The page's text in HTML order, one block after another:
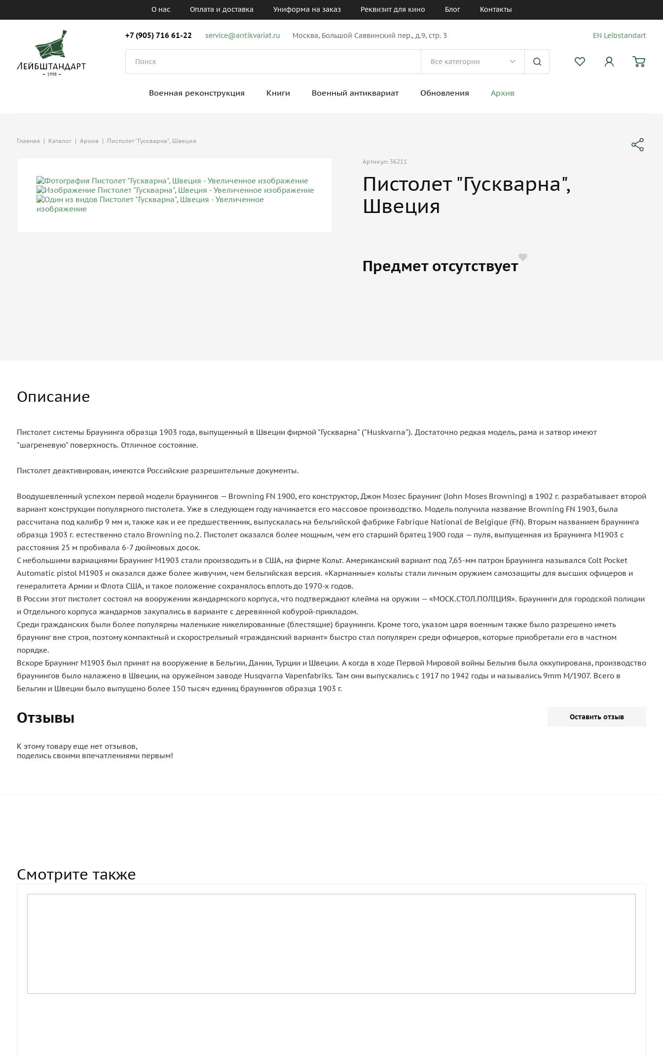
О нас Оплата и доставка Униформа на заказ Реквизит для кино Блог Контакты
+7 (905) 716 61-22 service@antikvariat.ru Москва, Большой Саввинский пер., д.9, стр. 3 EN Leibstandart
Военная реконструкция Книги Военный антиквариат Обновления Архив
Главная | Каталог | Архив | Пистолет "Гускварна", Швеция
Артикул: 36211
Пистолет "Гускварна",
Швеция
Предмет отсутствует
Описание
Пистолет системы Браунинга образца 1903 года, выпущенный в Швеции фирмой "Гускварна" ("Huskvarna"). Достаточно редкая модель, рама и затвор имеют
"шагреневую" поверхность. Отличное состояние.
Пистолет деактивирован, имеются Российские разрешительные документы.
Воодушевленный успехом первой модели браунингов — Browning FN 1900, его конструктор, Джон Мозес Браунинг (John Moses Browning) в 1902 г. разрабатывает второй
вариант конструкции популярного пистолета. Уже в следующем году начинается его массовое производство. Модель получила название Browning FN 1903, была
рассчитана под калибр 9 мм и, также как и ее предшественник, выпускалась на бельгийской фабрике Fabrique National de Belgique (FN). Вторым названием браунинга
образца 1903 г. естественно стало Browning no.2. Пистолет оказался более мощным, чем его старший братец 1900 года — пуля, выпущенная из Браунинга М1903 с
расстояния 25 м пробивала 6-7 дюймовых досок.
С небольшими вариациями Браунинг М1903 стали производить и в США, на фирме Кольт. Американский вариант под 7,65-мм патрон Браунинга назывался Colt Pocket
Automatic pistol M1903 и оказался даже более живучим, чем бельгийская версия. «Карманные» кольты стали личным оружием самозащиты для высших офицеров и
генералитета Армии и Флота США, и такое положение сохранялось вплоть до 1970-х годов.
В России этот пистолет состоял на вооружении жандармского корпуса, что подтверждают клейма на оружии — «МОСК.СТОЛ.ПОЛIЦИЯ». Браунинги для городской полиции
и Отдельного корпуса жандармов закупались в варианте с деревянной кобурой-прикладом.
Среди гражданских были более популярны маленькие никелированные (блестящие) браунинги. Кроме того, указом царя военным также было разрешено иметь
браунинг вне строя, поэтому компактный и скорострельный «гражданский вариант» быстро стал популярен среди офицеров, которые приобретали его в частном
порядке.
Вскоре Браунинг М1903 был принят на вооружение в Бельгии, Дании, Турции и Швеции. А когда в ходе Первой Мировой войны Бельгия была оккупирована, производство
браунингов было налажено в Швеции, на оружейном заводе Husqvarna Vapenfabriks. Там они выпускались с 1917 по 1942 годы и назывались 9mm M/1907. Всего в
Бельгии и Швеции было выпущено более 150 тысяч единиц браунингов образца 1903 г.
Отзывы Оставить отзыв
К этому товару еще нет отзывов,
поделись своими впечатлениями первым!
Смотрите также